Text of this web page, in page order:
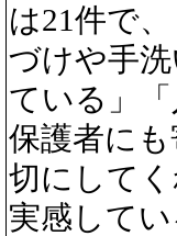
は21件で
づけや手
ている」
保護者に
切にして
実感して